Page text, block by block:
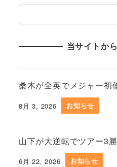
当サイトか
桑木が全英でメジャー初
8月 3, 2026 お知らせ
山下が大逆転でツアー3
6月 22, 2026 お知らせ